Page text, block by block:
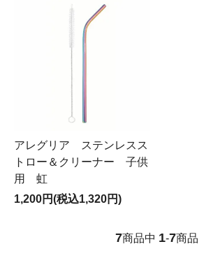
アレグリア ステンレスス
トロー＆クリーナー 子供
用 虹
1,200円(税込1,320円)
7商品中 1-7商品